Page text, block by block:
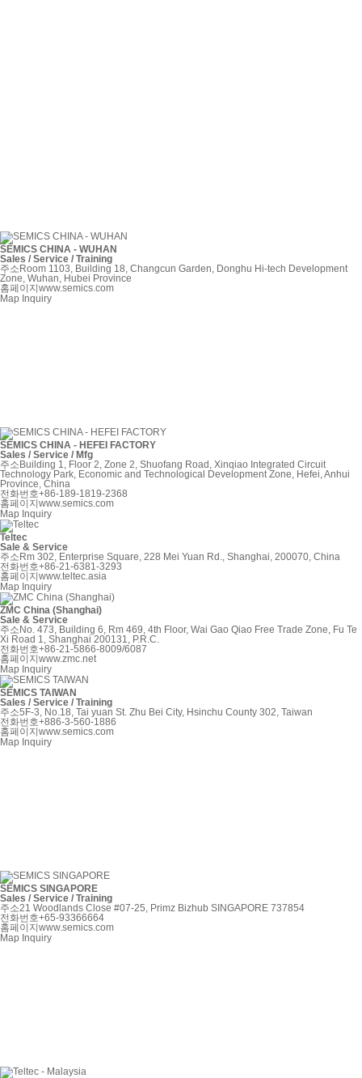
SEMICS CHINA - WUHAN
Sales / Service / Training
주소 Room 1103, Building 18, Changcun Garden, Donghu Hi-tech Development
Zone, Wuhan, Hubei Province
홈페이지 www.semics.com
Map Inquiry
SEMICS CHINA - HEFEI FACTORY
Sales / Service / Mfg
주소 Building 1, Floor 2, Zone 2, Shuofang Road, Xinqiao Integrated Circuit
Technology Park, Economic and Technological Development Zone, Hefei, Anhui
Province, China
전화번호+86-189-1819-2368
홈페이지 www.semics.com
Map Inquiry
Teltec
Sale & Service
주소 Rm 302, Enterprise Square, 228 Mei Yuan Rd., Shanghai, 200070, China
전화번호+86-21-6381-3293
홈페이지 www.teltec.asia
Map Inquiry
ZMC China (Shanghai)
Sale & Service
주소 No. 473, Building 6, Rm 469, 4th Floor, Wai Gao Qiao Free Trade Zone, Fu Te
Xi Road 1, Shanghai 200131, P.R.C.
전화번호+86-21-5866-8009/6087
홈페이지 www.zmc.net
Map Inquiry
SEMICS TAIWAN
Sales / Service / Training
주소5F-3, No.18, Tai yuan St. Zhu Bei City, Hsinchu County 302, Taiwan
전화번호+886-3-560-1886
홈페이지 www.semics.com
Map Inquiry
SEMICS SINGAPORE
Sales / Service / Training
주소21 Woodlands Close #07-25, Primz Bizhub SINGAPORE 737854
전화번호+65-93366664
홈페이지 www.semics.com
Map Inquiry